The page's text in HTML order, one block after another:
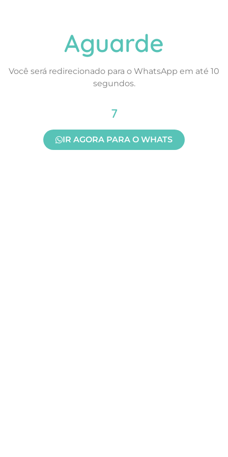
Aguarde
Você será redirecionado para o WhatsApp em até 10
segundos.
7
IR AGORA PARA O WHATS